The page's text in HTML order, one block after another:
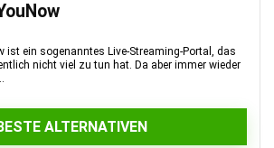
ist ein sogenanntes Live-Streaming-Portal, das
nicht viel zu tun hat. Da aber immer wieder
ALTERNATIVEN